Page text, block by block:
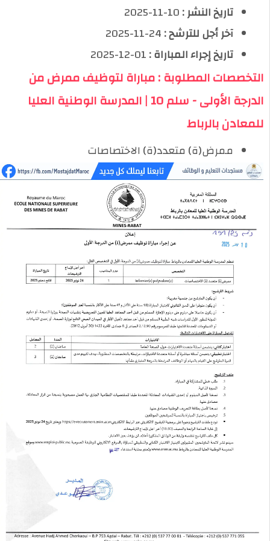
تاريخ النشر :10-11-2025
آخر أجل للترشح :24-11-2025
تاريخ إجراء المباراة :01-12-2025
التخصصات المطلوبة : مباراة لتوظيف ممرض من
الدرجة الأولى - سلم 10 | المدرسة الوطنية العليا
للمعادن بالرباط
ممرض(ة) متعدد(ة) الاختصاصات